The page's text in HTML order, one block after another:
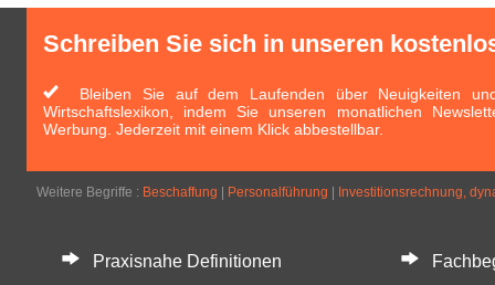
Schreiben Sie sich in unseren
Bleiben Sie auf dem Laufenden über Neuigkeiten
Wirtschaftslexikon, indem Sie unseren monatlichen
Werbung. Jederzeit mit einem Klick abbestellbar.
Weitere Begriffe : Beschaffung Personalführung Investitionsrechnung,
Praxisnahe Definitionen